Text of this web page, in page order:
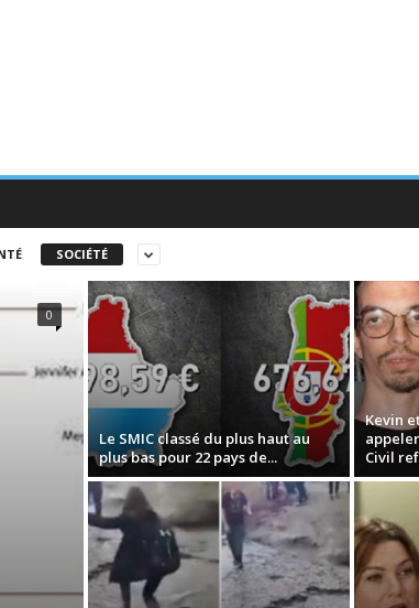
SOCIÉTÉ
0
Le SMIC classé du plus haut au
plus bas pour 22 pays de...
Kevin
Civil